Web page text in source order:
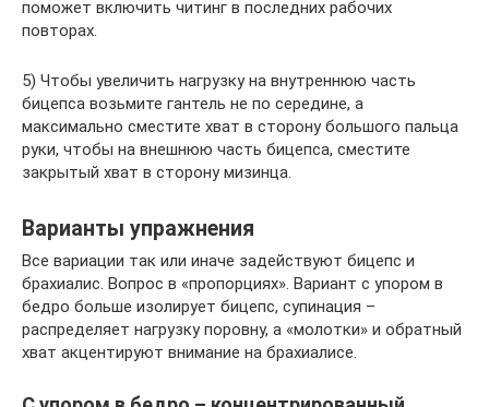
поможет включить читинг в последних рабочих
повторах.
5) Чтобы увеличить нагрузку на внутреннюю часть
бицепса возьмите гантель не по середине, а
максимально сместите хват в сторону большого пальца
руки, чтобы на внешнюю часть бицепса, сместите
закрытый хват в сторону мизинца.
Варианты упражнения
Все вариации так или иначе задействуют бицепс и
брахиалис. Вопрос в «пропорциях». Вариант с упором в
бедро больше изолирует бицепс, супинация –
распределяет нагрузку поровну, а «молотки» и обратный
хват акцентируют внимание на брахиалисе.